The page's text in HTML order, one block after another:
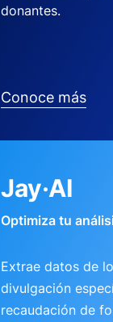
donantes.
Conoce más
Jay·AI
Optimiza tu
Extrae datos de
divulgación
recaudación de